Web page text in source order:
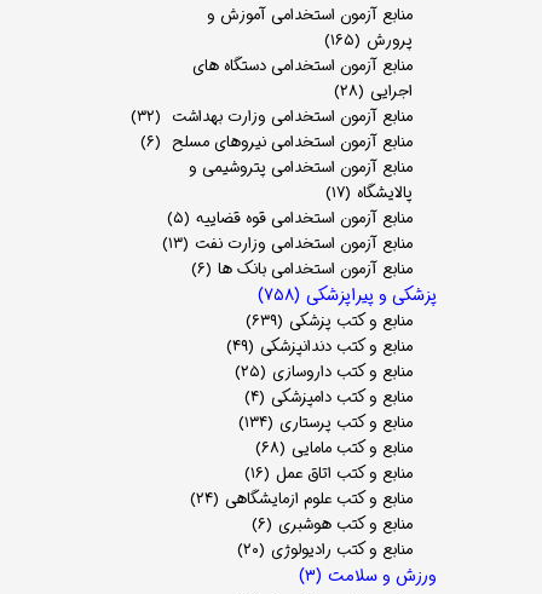
منابع آزمون استخدامی آموزش و
پرورش (۱۶۵)
منابع آزمون استخدامی دستگاه های
اجرایی (۲۸)
منابع آزمون استخدامی وزارت بهداشت (۳۲)
منابع آزمون استخدامی نیروهای مسلح (۶)
منابع آزمون استخدامی پتروشیمی و
پالایشگاه (۱۷)
منابع آزمون استخدامی قوه قضاییه (۵)
منابع آزمون استخدامی وزارت نفت (۱۳)
منابع آزمون استخدامی بانک ها (۶)
پزشکی و پیراپزشکی (۷۵۸)
منابع و کتب پزشکی (۶۳۹)
منابع و کتب دندانپزشکی (۴۹)
منابع و کتب داروسازی (۲۵)
منابع و کتب دامپزشکی (۴)
منابع و کتب پرستاری (۱۳۴)
منابع و کتب مامایی (۶۸)
منابع و کتب اتاق عمل (۱۶)
منابع و کتب علوم ازمایشگاهی (۲۴)
منابع و کتب هوشبری (۶)
منابع و کتب رادیولوژی (۲۰)
ورزش و سلامت (۳)